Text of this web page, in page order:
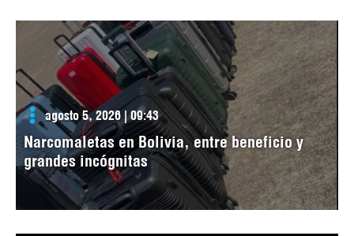
agosto 5, 2026 | 09:43
Narcomaletas en Bolivia, entre beneficio y
grandes incógnitas